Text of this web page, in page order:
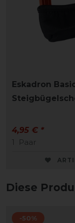
Eskadron
4,95 € *
1
Paar
Diese
-50%